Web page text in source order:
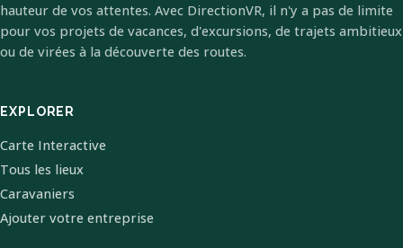
hauteur de vos attentes. Avec DirectionVR, il n'y a pas de limite
pour vos projets de vacances, d'excursions, de trajets ambitieux
ou de virées à la découverte des routes.
EXPLORER
Carte Interactive
Tous les lieux
Caravaniers
Ajouter votre entreprise